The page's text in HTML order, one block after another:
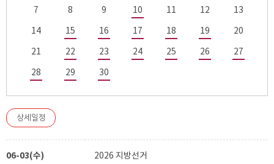
7 8 9 10 11 12 13
14 15 16 17 18 19 20
21 22 23 24 25 26 27
28 29 30
상세일정
06-03(수) 2026 지방선거